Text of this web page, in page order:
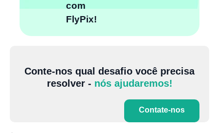
com
FlyPix!
Conte-nos qual desafio você precisa
resolver - nós ajudaremos!
Contate-nos